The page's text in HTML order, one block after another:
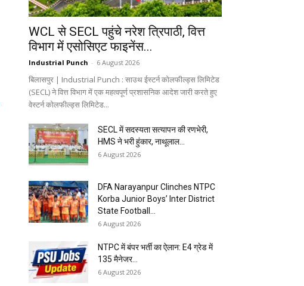
WCL से SECL पहुंचे नरेश त्रिपाठी, वित्त
विभाग में एसोसिएट फाइनेंस...
Industrial Punch - 6 August 2026
बिलासपुर | Industrial Punch : साउथ ईस्टर्न कोलफील्ड्स लिमिटेड
(SECL) ने वित्त विभाग में एक महत्वपूर्ण प्रशासनिक आदेश जारी करते हुए
वेस्टर्न कोलफील्ड्स लिमिटेड...
SECL में सदस्यता सत्यापन की रणभेरी,
HMS ने भरी हुंकार, नाथूलाल...
6 August 2026
DFA Narayanpur Clinches NTPC
Korba Junior Boys’ Inter District
State Football...
6 August 2026
NTPC में बंपर भर्ती का ऐलान: E4 ग्रेड में
135 मैनेजर...
6 August 2026